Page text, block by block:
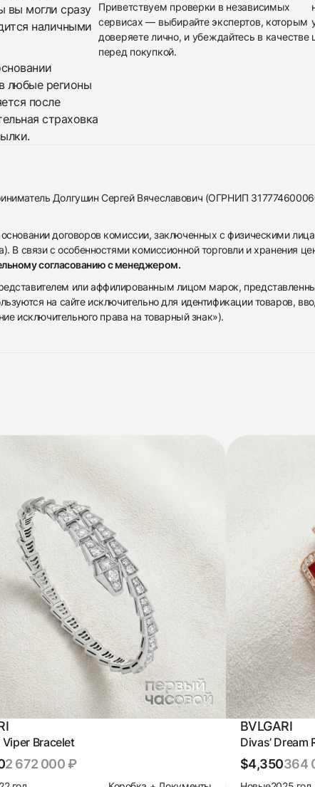
вы могли сразу
наличными
любые регионы
после
страховка
Приветствуем проверки в независимых
сервисах — выбирайте экспертов, которым
доверяете лично, и убеждайтесь в качестве
перед покупкой.
Долгушин Сергей Вячеславович (ОГРНИП
договоров комиссии, заключенных с физическими
связи с особенностями комиссионной торговли и хранения
согласованию с менеджером.
или аффилированным лицом марок,
на сайте исключительно для идентификации товаров,
исключительного права на товарный знак»).
Bracelet
2 672 000 ₽
BVLGARI
Divas’ Dream
$4,350364